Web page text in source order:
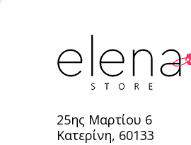
25ης Μαρτίου 6
Κατερίνη, 60133